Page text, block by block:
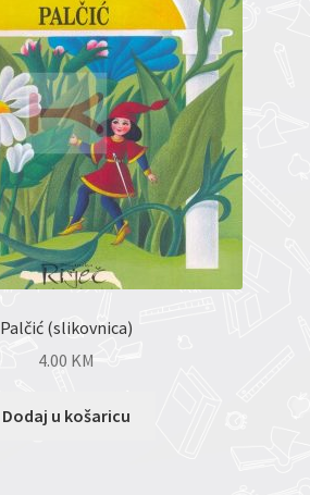
Palčić (slikovnica)
4.00 KM
Dodaj u košaricu